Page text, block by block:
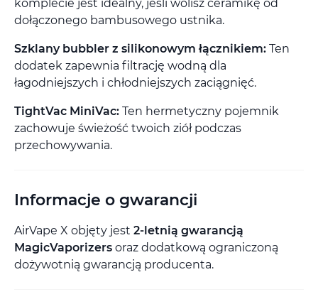
komplecie jest idealny, jeśli wolisz ceramikę od
dołączonego bambusowego ustnika.
Szklany bubbler z silikonowym łącznikiem: Ten
dodatek zapewnia filtrację wodną dla
łagodniejszych i chłodniejszych zaciągnięć.
TightVac MiniVac: Ten hermetyczny pojemnik
zachowuje świeżość twoich ziół podczas
przechowywania.
Informacje o gwarancji
AirVape X objęty jest 2-letnią gwarancją
MagicVaporizers oraz dodatkową ograniczoną
dożywotnią gwarancją producenta.